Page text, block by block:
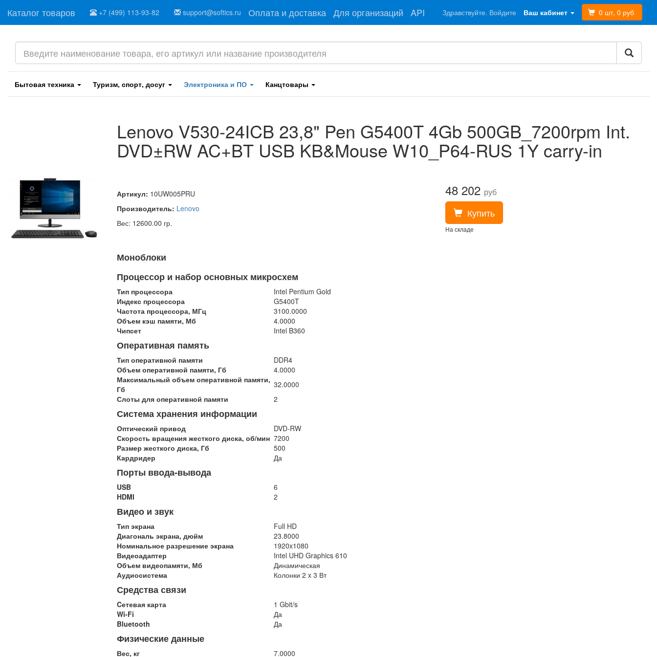
Каталог товаров +7 (499) 113-93-82 support@softics.ru Оплата и доставка Для организаций API 0 шт, 0 руб
Ваш кабинет
Здравствуйте. Войдите
Бытовая техника Туризм, спорт, досуг Электроника и ПО Канцтовары
Lenovo V530-24ICB 23,8" Pen G5400T 4Gb 500GB_7200rpm Int.
DVD±RW AC+BT USB KB&Mouse W10_P64-RUS 1Y carry-in
Артикул: 10UW005PRU
Производитель: Lenovo
Вес: 12600.00 гр.
Моноблоки
Процессор и набор основных микросхем
Тип процессора
Intel Pentium Gold
Индекс процессора
G5400T
Частота процессора, МГц
3100.0000
Объем кэш памяти, Мб
4.0000
Чипсет
Intel B360
Оперативная память
Тип оперативной памяти
DDR4
Объем оперативной памяти, Гб
4.0000
Максимальный объем оперативной памяти,
Гб
32.0000
Слоты для оперативной памяти
2
Система хранения информации
Оптический привод
DVD-RW
Скорость вращения жесткого диска, об/мин 7200
Размер жесткого диска, Гб
500
Кардридер
Да
Порты ввода-вывода
USB
6
HDMI
2
Видео и звук
Тип экрана
Full HD
Диагональ экрана, дюйм
23.8000
Номинальное разрешение экрана
1920x1080
Видеоадаптер
Intel UHD Graphics 610
Объем видеопамяти, Мб
Динамическая
Аудиосистема
Колонки 2 x 3 Вт
Средства связи
Cетевая карта
1 Gbit/s
Wi-Fi
Да
Bluetooth
Да
Физические данные
Вес, кг 7.0000
48 202 руб
Купить
На складе